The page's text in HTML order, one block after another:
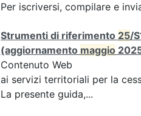
Per iscriversi, compilare e
Strumenti di riferimento 25/
(aggiornamento maggio
Contenuto Web
ai servizi territoriali per la
La presente guida,...